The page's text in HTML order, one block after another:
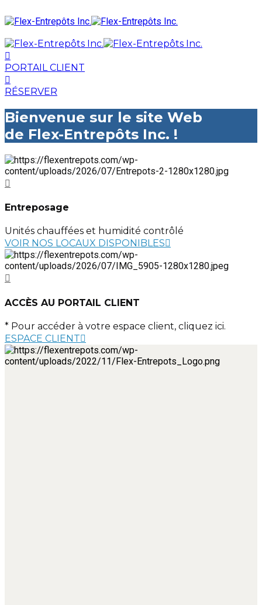
PORTAIL CLIENT
RÉSERVER
Bienvenue sur le site Web
de Flex-Entrepôts Inc. !
Entreposage
Unités chauffées et humidité contrôlé
VOIR NOS LOCAUX DISPONIBLES
ACCÈS AU PORTAIL CLIENT
* Pour accéder à votre espace client, cliquez ici.
ESPACE CLIENT